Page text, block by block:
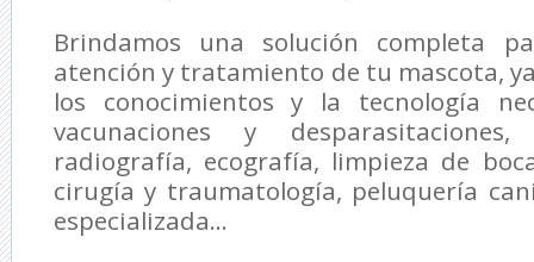
Brindamos una solución completa
atención y tratamiento de tu mascota,
los conocimientos y la tecnología
vacunaciones y
radiografía, ecografía, limpieza de
cirugía y traumatología, peluquería
especializada...